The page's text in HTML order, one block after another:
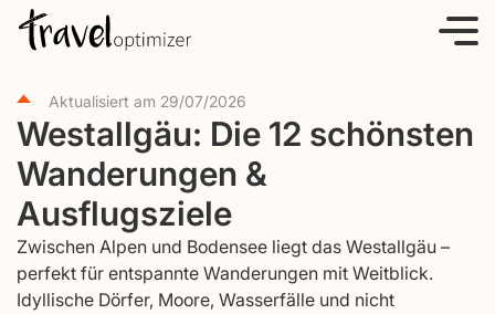
Aktualisiert am 29/07/2026
Westallgäu: Die 12 schönsten
Wanderungen &
Ausflugsziele
Zwischen Alpen und Bodensee liegt das Westallgäu –
perfekt für entspannte Wanderungen mit Weitblick.
Idyllische Dörfer, Moore, Wasserfälle und nicht